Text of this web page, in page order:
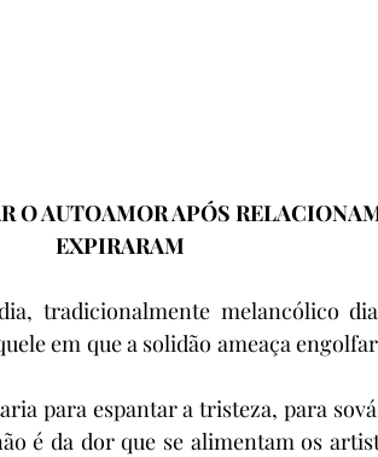
O AUTOAMOR APÓS
EXPIRARAM
tradicionalmente melancólico
em que a solidão ameaça
para espantar a tristeza, para
é da dor que se alimentam os